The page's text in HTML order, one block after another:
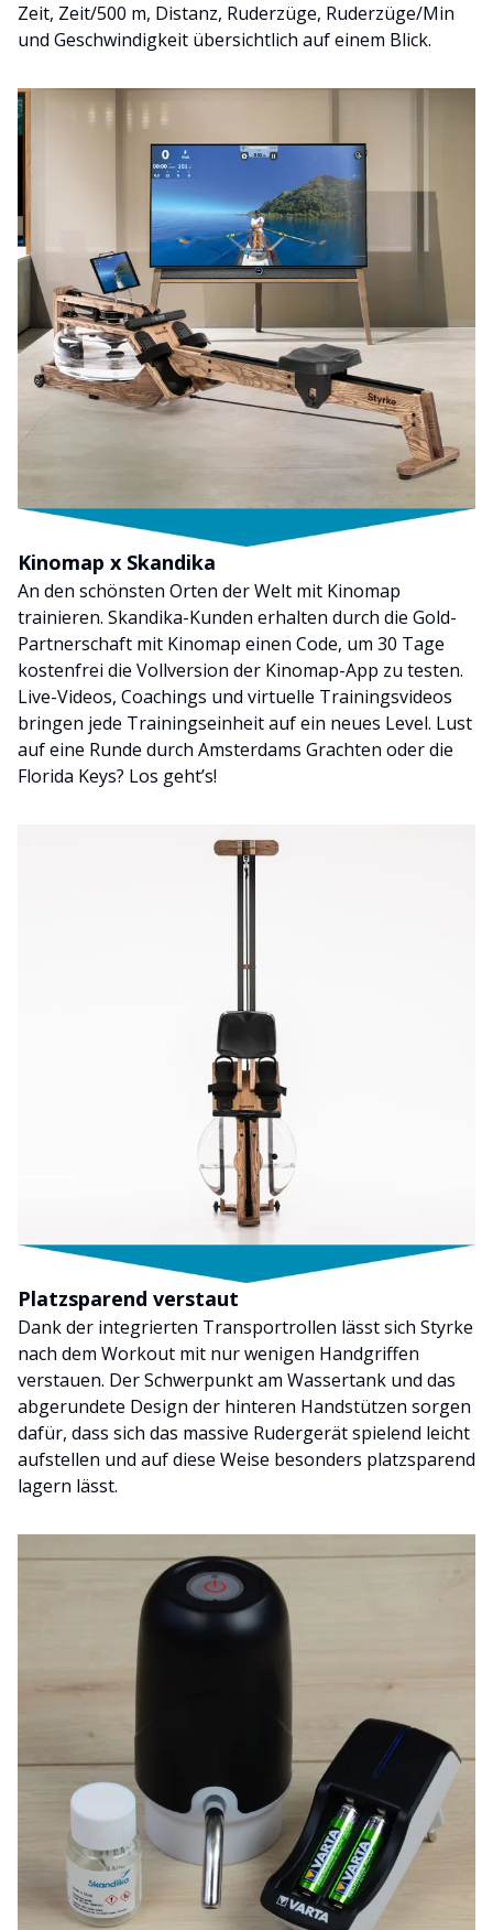
Zeit, Zeit/500 m, Distanz, Ruderzüge, Ruderzüge/Min
und Geschwindigkeit übersichtlich auf einem Blick.
Kinomap x Skandika
An den schönsten Orten der Welt mit Kinomap
trainieren. Skandika-Kunden erhalten durch die Gold-
Partnerschaft mit Kinomap einen Code, um 30 Tage
kostenfrei die Vollversion der Kinomap-App zu testen.
Live-Videos, Coachings und virtuelle Trainingsvideos
bringen jede Trainingseinheit auf ein neues Level. Lust
auf eine Runde durch Amsterdams Grachten oder die
Florida Keys? Los geht’s!
Platzsparend verstaut
Dank der integrierten Transportrollen lässt sich Styrke
nach dem Workout mit nur wenigen Handgriffen
verstauen. Der Schwerpunkt am Wassertank und das
abgerundete Design der hinteren Handstützen sorgen
dafür, dass sich das massive Rudergerät spielend leicht
aufstellen und auf diese Weise besonders platzsparend
lagern lässt.